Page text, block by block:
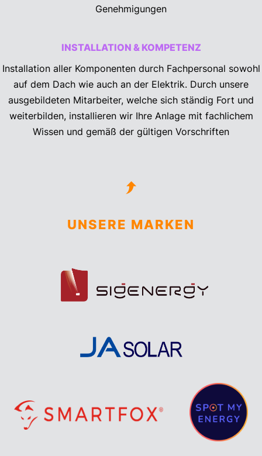
Genehmigungen
INSTALLATION & KOMPETENZ
Installation aller Komponenten durch Fachpersonal sowohl
auf dem Dach wie auch an der Elektrik. Durch unsere
ausgebildeten Mitarbeiter, welche sich ständig Fort und
weiterbilden, installieren wir Ihre Anlage mit fachlichem
Wissen und gemäß der gültigen Vorschriften
UNSERE MARKEN